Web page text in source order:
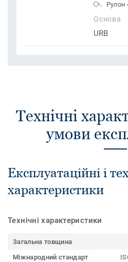
Рулон
Основа
URB
Технічні
умови
Експлуатаційні і
характеристики
Технічні характеристики
Загальна товщина
Міжнародний стандарт